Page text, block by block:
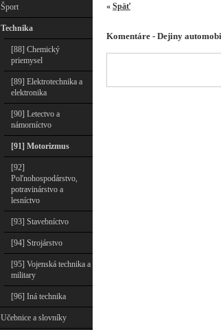
Šport
Technika
[88] Chemický
priemysel
[89] Elektrotechnika a
elektronika
[90] Letectvo a
námorníctvo
[91] Motorizmus
[92]
Poľnohospodárstvo,
potravinárstvo a
lesníctvo
[93] Stavebníctvo
[94] Strojárstvo
[95] Vojenská technika a
military
[96] Iná technika
Učebnice a slovníky
« Späť
Komentáre - Dejiny